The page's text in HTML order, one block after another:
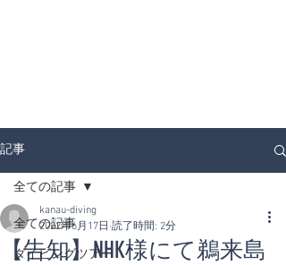
記事
全ての記事
ダイビングツアー
全ての記事
【告知】NHK様にて鵜来島
kanau-diving
2022年6月17日 読了時間: 2分